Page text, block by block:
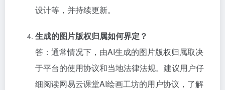
设计等，并持续更新。
生成的图片版权归属如何界定？
答：通常情况下，由AI生成的图片版权归属取决
于平台的使用协议和当地法律法规。建议用户仔
细阅读网易云课堂AI绘画工坊的用户协议，了解